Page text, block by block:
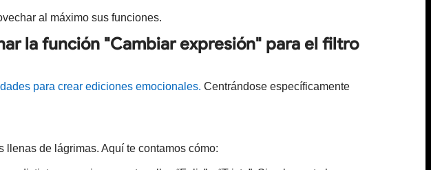
al máximo sus funciones.
la función "Cambiar expresión" para el filtro
para crear ediciones emocionales. Centrándose específicamente
llenas de lágrimas. Aquí te contamos cómo: